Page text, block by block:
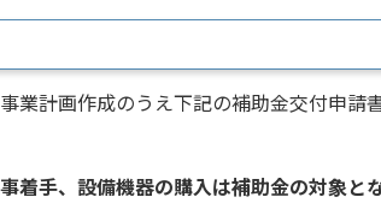
業計画作成のうえ下記の補助金交付申請
着手、設備機器の購入は補助金の対象と